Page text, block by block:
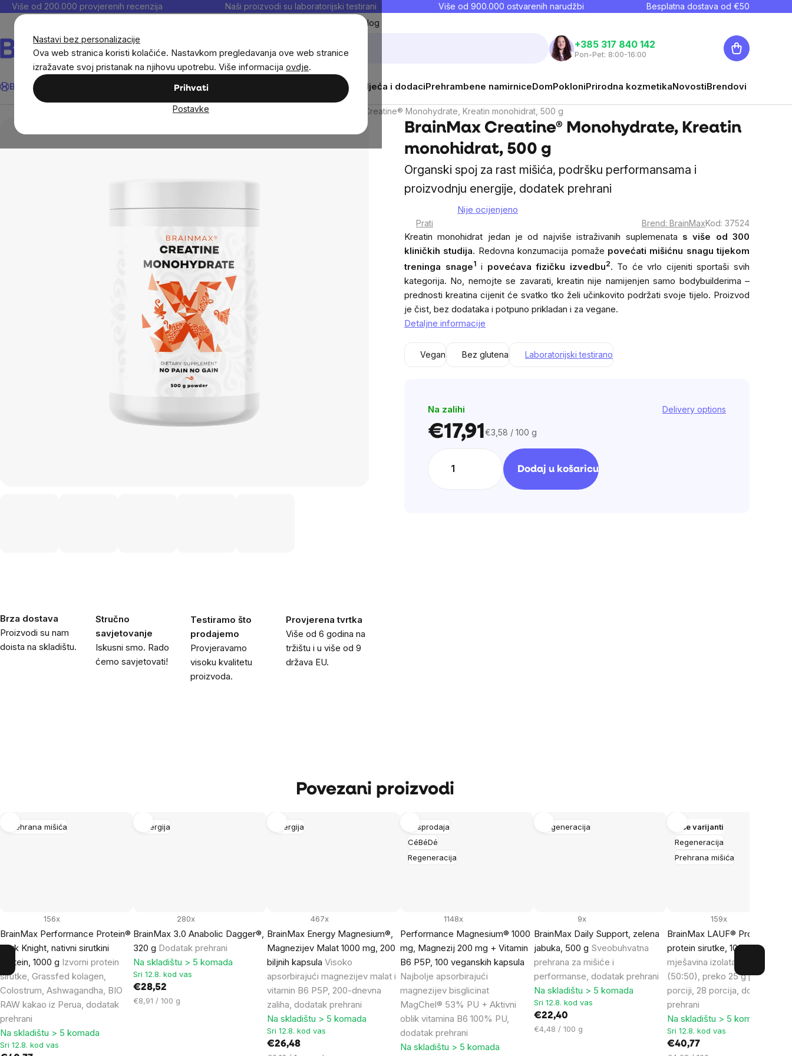
Nastavi bez personalizacije
Ova web stranica koristi kolačiće. Nastavkom pregledavanja ove web stranice
izražavate svoj pristanak na njihovu upotrebu. Više informacija ovdje.
Prihvati
Postavke
Preskoči
Više od 200.000 provjerenih recenzija Naši proizvodi su laboratorijski testirani Više od 900.000 ostvarenih narudžbi Besplatna dostava od €50
Blog
Traži
+385 317 840 142
Pon-Pet: 8:00-16:00
Košarica
BrainMax® Dodaci prehraniNoviteti Sportska odjeća i dodaciPrehrambene namirniceDomPokloniPrirodna kozmetikaNovostiBrendovi
BrainMax® dodaci prehrani BrainMax Creatine® Monohydrate, Kreatin monohidrat, 500 g
BrainMax Creatine® Monohydrate, Kreatin
monohidrat, 500 g
Organski spoj za rast mišića, podršku performansama i
proizvodnju energije, dodatek prehrani
average
product
rating
is
0,0
out
of
5
Nije ocijenjeno
Brza dostava
Proizvodi su nam
doista na skladištu.
Stručno
savjetovanje
Iskusni smo. Rado
ćemo savjetovati!
Testiramo što
prodajemo
Provjeravamo
visoku kvalitetu
proizvoda.
Provjerena tvrtka
Više od 6 godina na
tržištu i u više od 9
država EU.
Prati Brend: BrainMaxKod: 37524
Kreatin monohidrat jedan je od najviše istraživanih suplemenata s više od 300
kliničkih studija. Redovna konzumacija pomaže povećati mišićnu snagu tijekom
treninga snage1 i povećava fizičku izvedbu2. To će vrlo cijeniti sportaši svih
kategorija. No, nemojte se zavarati, kreatin nije namijenjen samo bodybuilderima –
prednosti kreatina cijenit će svatko tko želi učinkovito podržati svoje tijelo. Proizvod
je čist, bez dodataka i potpuno prikladan i za vegane.
Detaljne informacije
Vegan Bez glutena Laboratorijski testirano
Na zalihi Delivery options
€17,91 Cijena
€3,58 / 100 g
Dodaj u košaricu
Povezani proizvodi
Prehrana mišića
BrainMax Performance Protein®
Dark Knight, nativni sirutkini
protein, 1000 g Izvorni protein
sirutke, Grassfed kolagen,
Colostrum, Ashwagandha, BIO
RAW kakao iz Perua, dodatak
prehrani
156x
Na skladištu > 5 komada
Sri 12.8. kod vas
Energija
BrainMax 3.0 Anabolic Dagger®,
320 g Dodatak prehrani
280x
Na skladištu > 5 komada
Sri 12.8. kod vas
€28,52
Cijena
€8,91 / 100 g
Energija
BrainMax Energy Magnesium®,
Magnezijev Malat 1000 mg, 200
biljnih kapsula Visoko
apsorbirajući magnezijev malat i
vitamin B6 P5P, 200-dnevna
zaliha, dodatak prehrani
467x
Na skladištu > 5 komada
Sri 12.8. kod vas
€26,48
Rasprodaja
CéBéDé
Regeneracija
Performance Magnesium® 1000
mg, Magnezij 200 mg + Vitamin
B6 P5P, 100 veganskih kapsula
Najbolje apsorbirajući
magnezijev bisglicinat
MagChel® 53% PU + Aktivni
oblik vitamina B6 100% PU,
dodatak prehrani
1148x
Na skladištu > 5 komada
Regeneracija
BrainMax Daily Support, zelena
jabuka, 500 g Sveobuhvatna
prehrana za mišiće i
performanse, dodatak prehrani
9x
Na skladištu > 5 komada
Sri 12.8. kod vas
€22,40
Cijena
€4,48 / 100 g
Regeneracija
Prehrana mišića
Više varijanti
BrainMax LAUF® Protein,
protein sirutke, 1000 gIdealna
mješavina izolata i koncentrata
(50:50), preko 25 g proteina
porciji, 28 porcija, dodatak
prehrani
159x
Na skladištu > 5 komada
Sri 12.8. kod vas
€40,77